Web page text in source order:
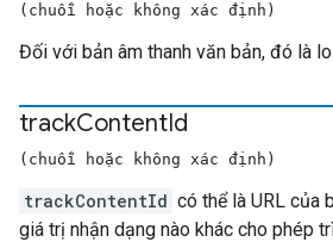
(chuỗi hoặc không xác định)
Đối với bản âm thanh văn bản, đó là
trackContentId
(chuỗi hoặc không xác định)
trackContentId có thể là URL của
giá trị nhận dạng nào khác cho phép